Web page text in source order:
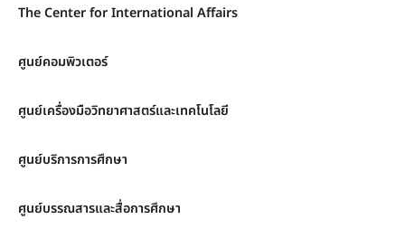
The Center for International Affairs
ศูนย์คอมพิวเตอร์
ศูนย์เครื่องมือวิทยาศาสตร์และเทคโนโลยี
ศูนย์บริการการศึกษา
ศูนย์บรรณสารและสื่อการศึกษา